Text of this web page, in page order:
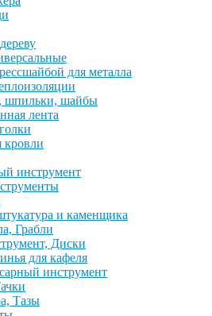
для металла
шпильки, шайбы
лента
кровли
инструмент
и каменщика
Грабли
Диски
для кафеля
инструмент
Тазы